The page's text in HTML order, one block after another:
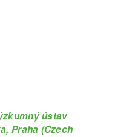
ústav
Praha (Czech